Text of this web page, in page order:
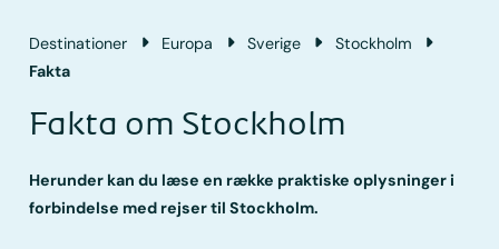
Destinationer Europa Sverige
Stockholm
Fakta
Fakta om Stockholm
Herunder kan du læse en række praktiske oplysninger i
forbindelse med rejser til Stockholm.